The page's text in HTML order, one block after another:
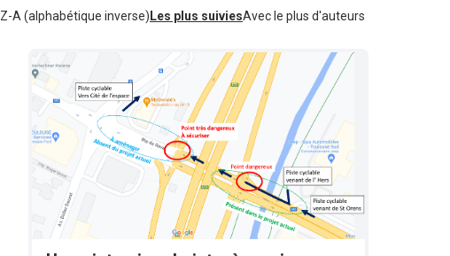
Z-A (alphabétique inverse) Les plus suiviesAvec le plus d'auteurs